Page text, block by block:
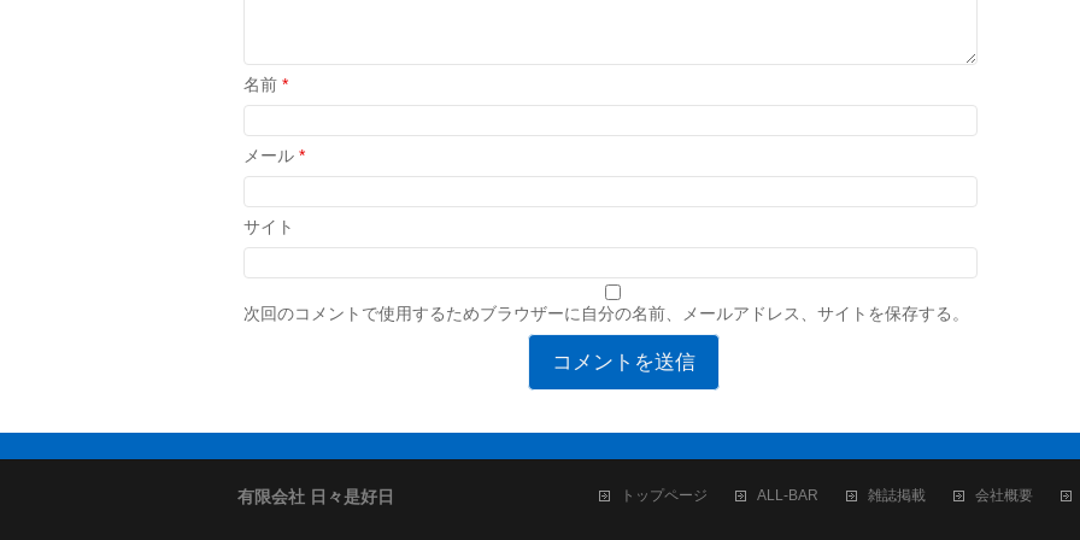
名前 *
メール *
サイト
次回のコメントで使用するためブラウザーに自分の名前、メールアドレス、サイトを保存する。
有限会社 日々是好日 トップページ ALL-BAR 雑誌掲載 会社概要